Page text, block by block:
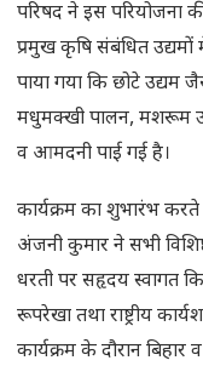
परिषद ने इस परियोजना
प्रमुख कृषि संबंधित
पाया गया कि छोटे उद्यम
मधुमक्खी पालन, मशरूम
व आमदनी पाई गई है।
कार्यक्रम का शुभारंभ
अंजनी कुमार ने सभी
धरती पर सहृदय स्वागत
रूपरेखा तथा राष्ट्रीय
कार्यक्रम के दौरान